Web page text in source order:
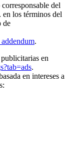
del
los términos del
de
.
en
.
en intereses a